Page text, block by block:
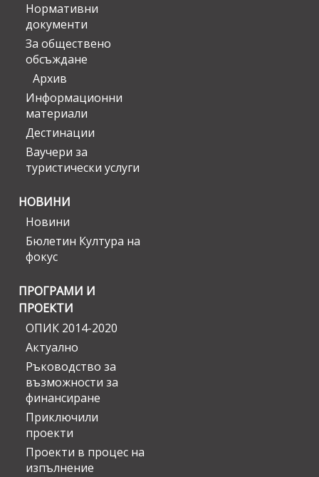
Нормативни
документи
За обществено
обсъждане
Архив
Информационни
материали
Дестинации
Ваучери за
туристически услуги
НОВИНИ
Новини
Бюлетин Култура на
фокус
ПРОГРАМИ И
ПРОЕКТИ
ОПИК 2014-2020
Актуално
Ръководство за
възможности за
финансиране
Приключили
проекти
Проекти в процес на
изпълнение